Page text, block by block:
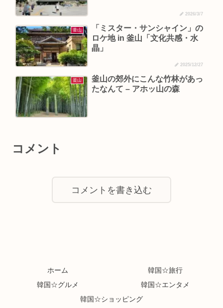
2026/3/7
釜山
「ミスター・サンシャイン」の
ロケ地 in 釜山「文化共感・水
晶」
2025/12/27
釜山
釜山の郊外にこんな竹林があっ
たなんて – アホッ山の森
コメント
コメントを書き込む
ホーム
韓国☆旅行
韓国☆グルメ
韓国☆エンタメ
韓国☆ショッピング